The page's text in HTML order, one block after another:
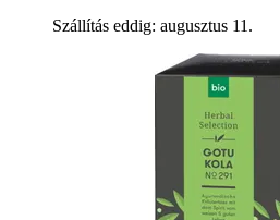
Szállítás eddig: augusztus 11.